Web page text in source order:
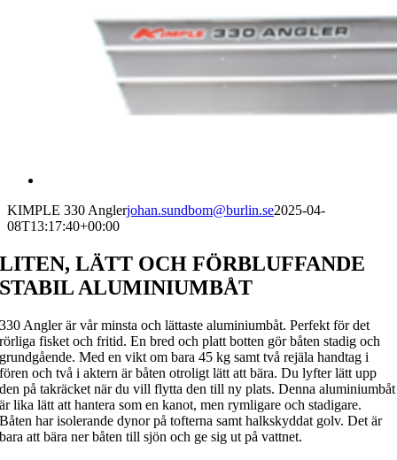
KIMPLE 330 Anglerjohan.sundbom@burlin.se2025-04-
08T13:17:40+00:00
LITEN, LÄTT OCH FÖRBLUFFANDE
STABIL ALUMINIUMBÅT
330 Angler är vår minsta och lättaste aluminiumbåt. Perfekt för det
rörliga fisket och fritid. En bred och platt botten gör båten stadig och
grundgående. Med en vikt om bara 45 kg samt två rejäla handtag i
fören och två i aktern är båten otroligt lätt att bära. Du lyfter lätt upp
den på takräcket när du vill flytta den till ny plats. Denna aluminiumbåt
är lika lätt att hantera som en kanot, men rymligare och stadigare.
Båten har isolerande dynor på tofterna samt halkskyddat golv. Det är
bara att bära ner båten till sjön och ge sig ut på vattnet.